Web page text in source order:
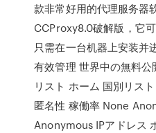
款非常好用的代理服务器
CCProxy8.0破解版，它
只需在一台机器上安装并
有效管理 世界中の無料
リスト ホーム 国別リス
匿名性 稼働率 None
Anonymous IPアドレス